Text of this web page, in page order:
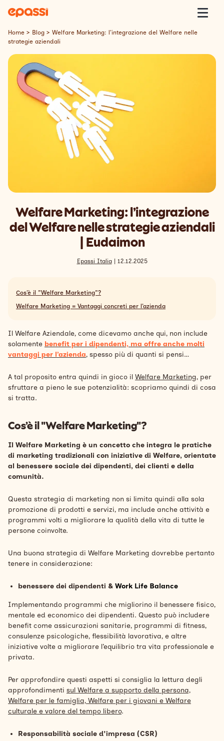
Skip to content
Epassi
Welfare
Offerta
Contatti
Lavora con Noi
Search
Home > Blog > Welfare Marketing: l’integrazione del Welfare nelle
strategie aziendali
Welfare Marketing: l’integrazione
del Welfare nelle strategie aziendali
| Eudaimon
Epassi Italia| 12.12.2025
Cos’è il "Welfare Marketing"?
Welfare Marketing = Vantaggi concreti per l’azienda
Il Welfare Aziendale, come dicevamo anche qui, non include
solamente benefit per i dipendenti, ma offre anche molti
vantaggi per l’azienda, spesso più di quanti si pensi…
A tal proposito entra quindi in gioco il Welfare Marketing, per
sfruttare a pieno le sue potenzialità: scopriamo quindi di cosa
si tratta.
Cos’è il "Welfare Marketing"?
Il Welfare Marketing è un concetto che integra le pratiche
di marketing tradizionali con iniziative di Welfare, orientate
al benessere sociale dei dipendenti, dei clienti e della
comunità.
Questa strategia di marketing non si limita quindi alla sola
promozione di prodotti e servizi, ma include anche attività e
programmi volti a migliorare la qualità della vita di tutte le
persone coinvolte.
Una buona strategia di Welfare Marketing dovrebbe pertanto
tenere in considerazione:
benessere dei dipendenti & Work Life Balance
Implementando programmi che migliorino il benessere fisico,
mentale ed economico dei dipendenti. Questo può includere
benefit come assicurazioni sanitarie, programmi di fitness,
consulenze psicologiche, flessibilità lavorativa, e altre
iniziative volte a migliorare l’equilibrio tra vita professionale e
privata.
Per approfondire questi aspetti si consiglia la lettura degli
approfondimenti sul Welfare a supporto della persona,
Welfare per le famiglia, Welfare per i giovani e Welfare
culturale e valore del tempo libero.
Responsabilità sociale d'impresa (CSR)